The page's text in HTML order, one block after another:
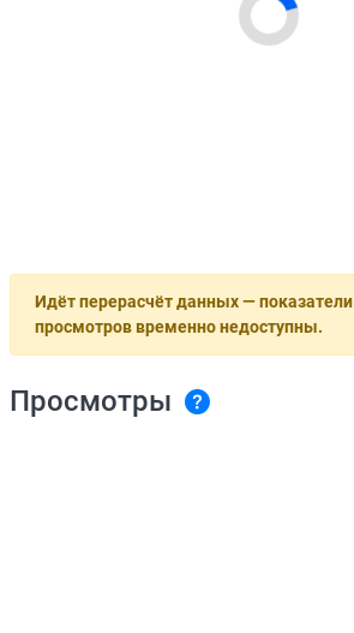
Идёт перерасчёт данных — показатели
просмотров временно недоступны.
Просмотры